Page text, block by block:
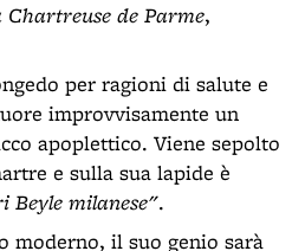
Chartreuse de Parme,
per ragioni di salute e
improvvisamente un
apoplettico. Viene sepolto
e sulla sua lapide è
Beyle milanese".
moderno, il suo genio sarà